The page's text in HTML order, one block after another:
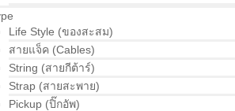
Life Style (ของสะสม)
สายแจ็ค (Cables)
String (สายกีต้าร์)
Strap (สายสะพาย)
Pickup (ปิ๊กอัพ)